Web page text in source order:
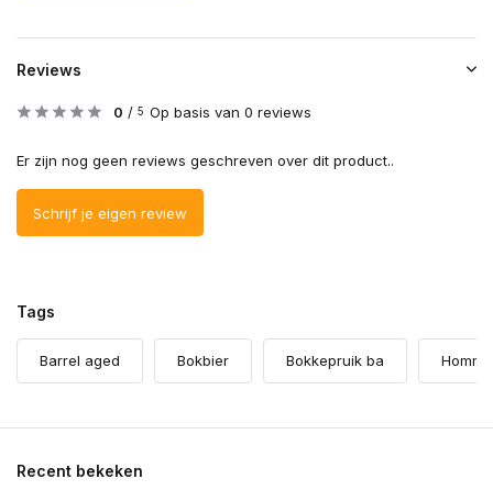
Reviews
0 / 5 Op basis van 0 reviews
Er zijn nog geen reviews geschreven over dit product..
Schrijf je eigen review
Tags
Barrel aged Bokbier Bokkepruik ba
Recent bekeken